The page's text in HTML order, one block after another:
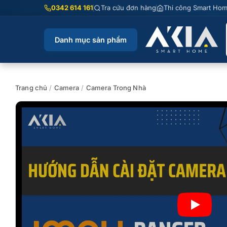
0342 614 161 Tra cứu đơn hàng Thi công Smart
Danh mục sản phẩm
Trang chủ / Camera / Camera Trong Nhà